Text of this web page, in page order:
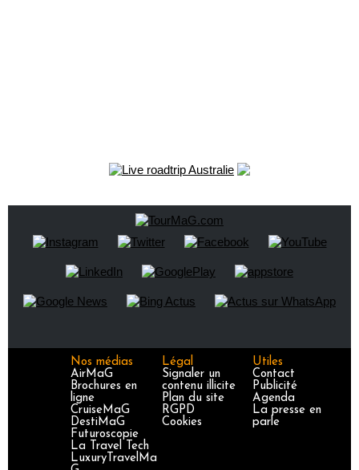
Nos médias
AirMaG
Brochures en
ligne
CruiseMaG
DestiMaG
Futuroscopie
La Travel Tech
LuxuryTravelMa
Légal
Signaler un
contenu illicite
Plan du site
RGPD
Cookies
Utiles
Contact
Publicité
Agenda
La presse en
parle